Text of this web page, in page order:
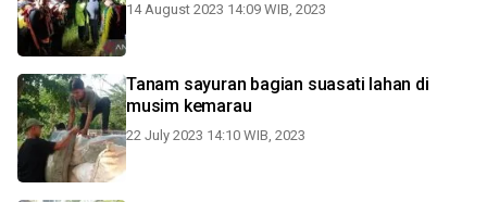
14 August 2023 14:09 WIB, 2023
Tanam sayuran bagian suasati lahan di
musim kemarau
22 July 2023 14:10 WIB, 2023